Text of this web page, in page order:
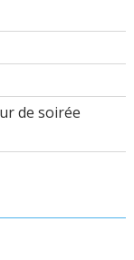
de soirée